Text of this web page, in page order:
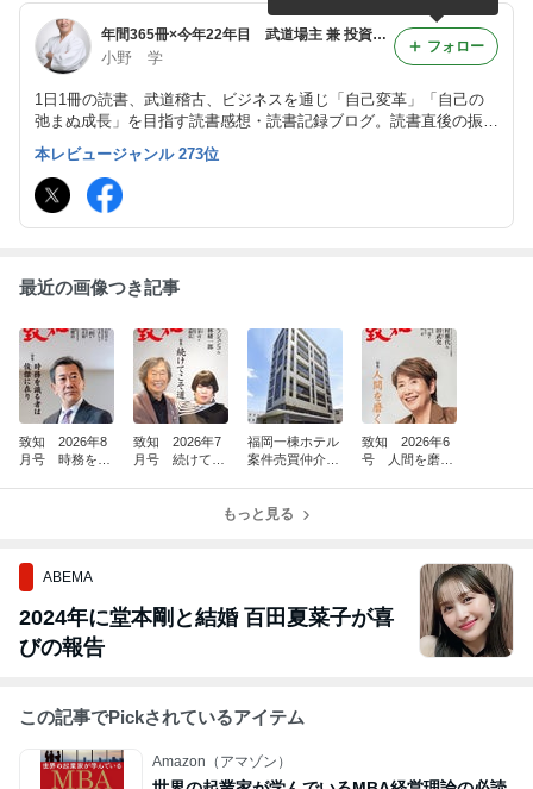
年間365冊×今年22年目 武道場主 兼 投資会社・コンサル会社 オーナー社長 兼 グロービス経営大学院准教授による読書日記
小野 学
1日1冊の読書、武道稽古、ビジネスを通じ「自己変革」「自己の
弛まぬ成長」を目指す読書感想・読書記録ブログ。読書直後の振り
返り・アウトプット前提のインプットを心がけつつ、将来の自分自
身の為の検索可能なデータベースとして活用。旧「分譲マンション
屋の読書日記」
フォロー
本レビュージャンル 273位
最近の画像つき記事
致知 2026年8
月号 時務を識
致知 2026年7
月号 続けてこ
福岡一棟ホテル
案件売買仲介完
致知 2026年6
号 人間を磨
もっと見る
ABEMA
2024年に堂本剛と結婚 百田夏菜子が喜
びの報告
この記事でPickされているアイテム
Amazon（アマゾン）